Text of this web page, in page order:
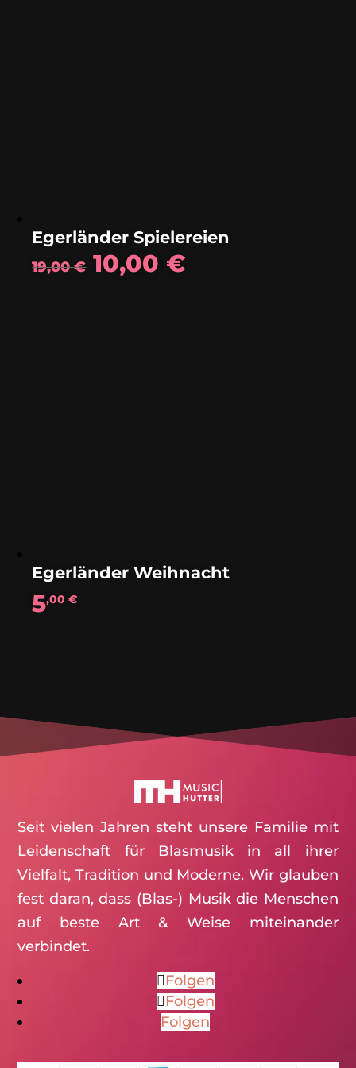
Egerländer Spielereien
19,00€ Ursprünglicher
Preis
10,00 €
Egerländer Weihnacht
5,00€
Seit vielen Jahren steht unsere Familie mit
Leidenschaft für Blasmusik in all ihrer
Vielfalt, Tradition und Moderne. Wir glauben
fest daran, dass (Blas-) Musik die Menschen
auf beste Art & Weise miteinander
verbindet.
Folgen
Folgen
Folgen